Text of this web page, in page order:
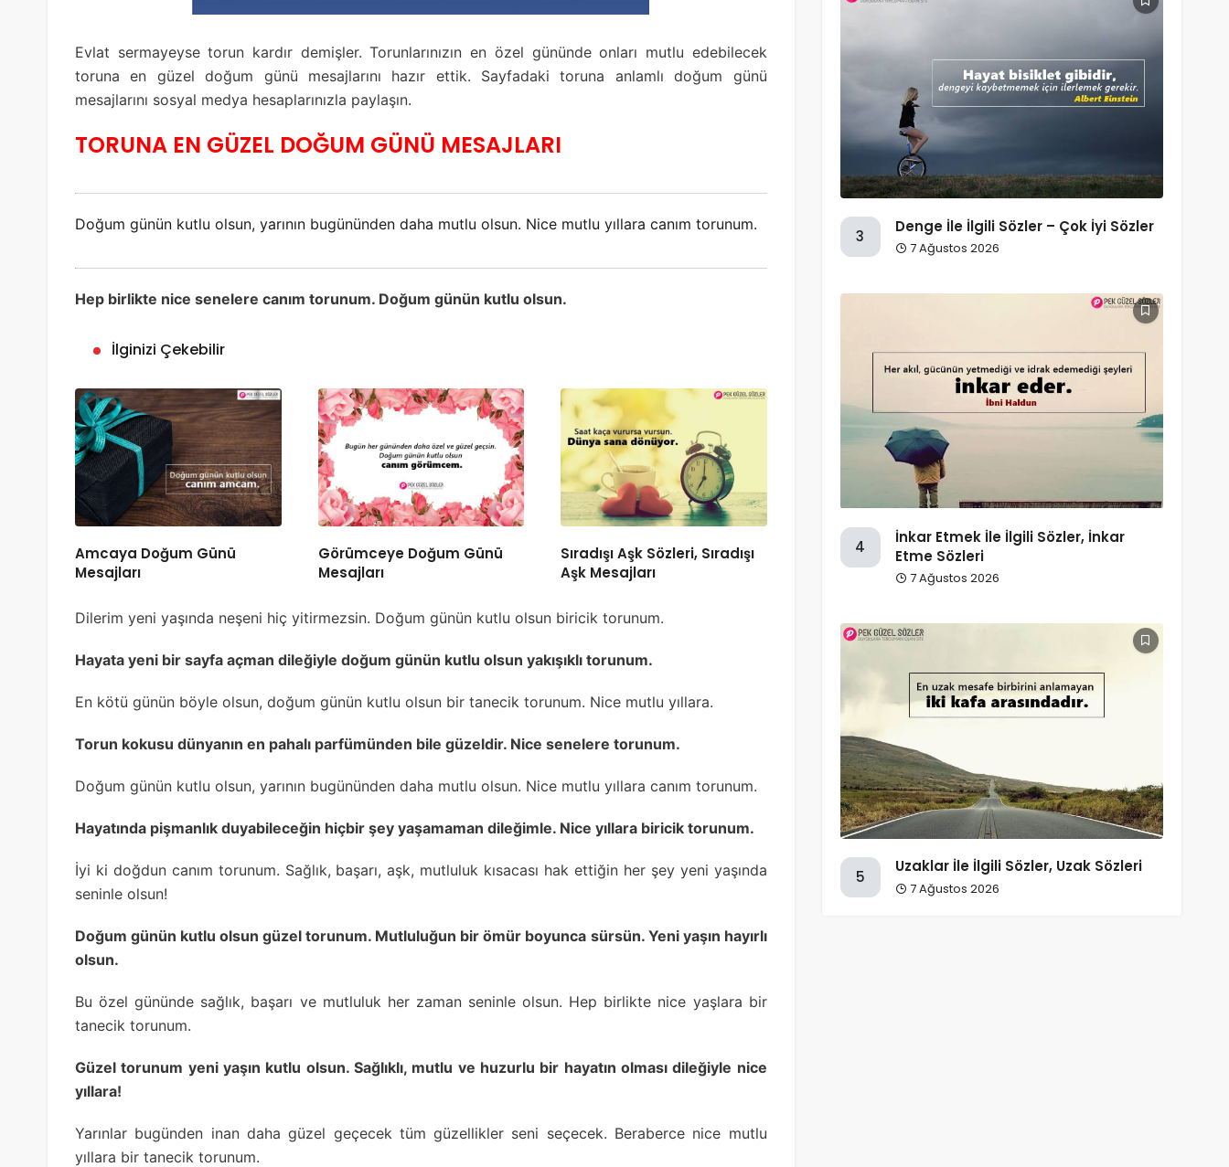
Evlat sermayeyse torun kardır demişler. Torunlarınızın en özel gününde onları mutlu edebilecek
toruna en güzel doğum günü mesajlarını hazır ettik. Sayfadaki toruna anlamlı doğum günü
mesajlarını sosyal medya hesaplarınızla paylaşın.
TORUNA EN GÜZEL DOĞUM GÜNÜ MESAJLARI
Doğum günün kutlu olsun, yarının bugününden daha mutlu olsun. Nice mutlu yıllara canım torunum.
Hep birlikte nice senelere canım torunum. Doğum günün kutlu olsun.
İlginizi Çekebilir
Amcaya Doğum Günü
Mesajları
Görümceye Doğum Günü
Mesajları
Sıradışı Aşk Sözleri, Sıradışı
Aşk Mesajları
Dilerim yeni yaşında neşeni hiç yitirmezsin. Doğum günün kutlu olsun biricik torunum.
Hayata yeni bir sayfa açman dileğiyle doğum günün kutlu olsun yakışıklı torunum.
En kötü günün böyle olsun, doğum günün kutlu olsun bir tanecik torunum. Nice mutlu yıllara.
Torun kokusu dünyanın en pahalı parfümünden bile güzeldir. Nice senelere torunum.
Doğum günün kutlu olsun, yarının bugününden daha mutlu olsun. Nice mutlu yıllara canım torunum.
Hayatında pişmanlık duyabileceğin hiçbir şey yaşamaman dileğimle. Nice yıllara biricik torunum.
İyi ki doğdun canım torunum. Sağlık, başarı, aşk, mutluluk kısacası hak ettiğin her şey yeni yaşında
seninle olsun!
Doğum günün kutlu olsun güzel torunum. Mutluluğun bir ömür boyunca sürsün. Yeni yaşın hayırlı
olsun.
Bu özel gününde sağlık, başarı ve mutluluk her zaman seninle olsun. Hep birlikte nice yaşlara bir
tanecik torunum.
Güzel torunum yeni yaşın kutlu olsun. Sağlıklı, mutlu ve huzurlu bir hayatın olması dileğiyle nice
yıllara!
Yarınlar bugünden inan daha güzel geçecek tüm güzellikler seni seçecek. Beraberce nice mutlu
yıllara bir tanecik torunum.
3
Denge İle İlgili Sözler – Çok İyi Sözler
7 Ağustos 2026
4
İnkar Etmek İle İlgili Sözler, İnkar
Etme Sözleri
7 Ağustos 2026
5
Uzaklar İle İlgili Sözler, Uzak Sözleri
7 Ağustos 2026